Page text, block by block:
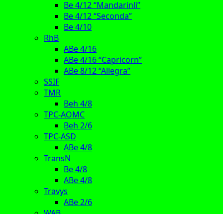
Be 4/12 “Mandarinli”
Be 4/12 “Seconda”
Be 4/10
RhB
ABe 4/16
ABe 4/16 “Capricorn”
ABe 8/12 “Allegra”
SSIF
TMR
Beh 4/8
TPC-AOMC
Beh 2/6
TPC-ASD
ABe 4/8
TransN
Be 4/8
ABe 4/8
Travys
ABe 2/6